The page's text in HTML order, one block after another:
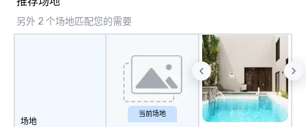
另外 2 个场地匹配您的需要
场地
当前场地